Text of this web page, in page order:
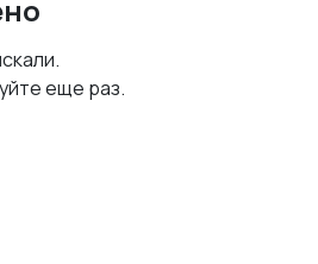
еще раз.